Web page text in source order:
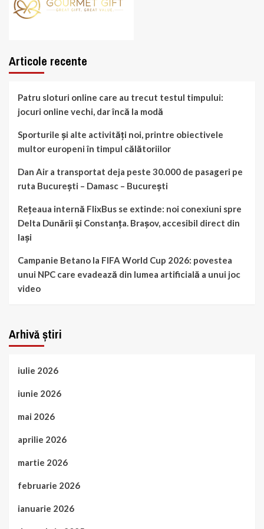
Articole recente
Patru sloturi online care au trecut testul timpului:
jocuri online vechi, dar încă la modă
Sporturile și alte activități noi, printre obiectivele
multor europeni în timpul călătoriilor
Dan Air a transportat deja peste 30.000 de pasageri pe
ruta București – Damasc – București
Rețeaua internă FlixBus se extinde: noi conexiuni spre
Delta Dunării și Constanța. Brașov, accesibil direct din
Iași
Campanie Betano la FIFA World Cup 2026: povestea
unui NPC care evadează din lumea artificială a unui joc
video
Arhivă știri
iulie 2026
iunie 2026
mai 2026
aprilie 2026
martie 2026
februarie 2026
ianuarie 2026